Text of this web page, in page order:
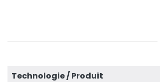
Technologie / Produit